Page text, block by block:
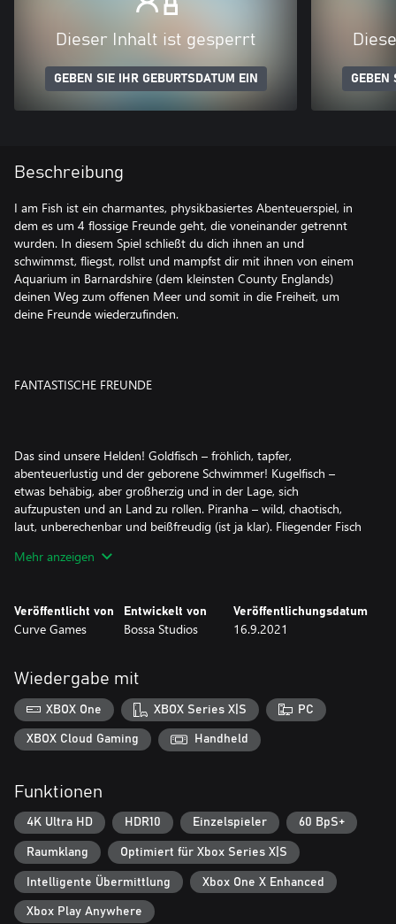
Dieser Inhalt ist gesperrt
GEBEN SIE IHR GEBURTSDATUM EIN GEBEN
Beschreibung
I am Fish ist ein charmantes, physikbasiertes Abenteuerspiel, in
dem es um 4 flossige Freunde geht, die voneinander getrennt
wurden. In diesem Spiel schließt du dich ihnen an und
schwimmst, fliegst, rollst und mampfst dir mit ihnen von einem
Aquarium in Barnardshire (dem kleinsten County Englands)
deinen Weg zum offenen Meer und somit in die Freiheit, um
deine Freunde wiederzufinden.
FANTASTISCHE FREUNDE
Das sind unsere Helden! Goldfisch – fröhlich, tapfer,
abenteuerlustig und der geborene Schwimmer! Kugelfisch –
etwas behäbig, aber großherzig und in der Lage, sich
aufzupusten und an Land zu rollen. Piranha – wild, chaotisch,
laut, unberechenbar und beißfreudig (ist ja klar). Fliegender Fisch
der Lage, durch die Luft zu gleiten! Diese schuppigen Freunde
LEICHTER ALS EIN SPRUNG VOM BECKENRAND
Schwimme, rolle, gleite, mampfe, hüpfe, fliege, beiße und puste
dich auf, um durch aufregende Herausforderungen zu gelangen.
niemand mehr im Trüben fischen.
ÜBER DEN GLASRAND HINAUS
Mehr anzeigen
Veröffentlicht von
Curve Games
Entwickelt von
Bossa Studios
Veröffentlichungsdatum
16.9.2021
Wiedergabe mit
XBOX One XBOX Series X|S PC
XBOX Cloud Gaming Handheld
Funktionen
4K Ultra HD HDR10 Einzelspieler 60 BpS+
Raumklang Optimiert für Xbox Series X|S
Intelligente Übermittlung Xbox One X Enhanced
Xbox Play Anywhere